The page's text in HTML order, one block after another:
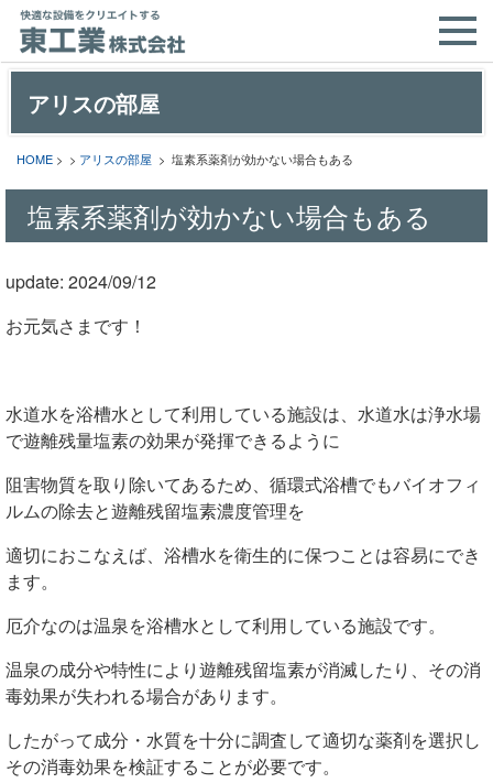
アリスの部屋
HOME > > アリスの部屋 > 塩素系薬剤が効かない場合もある
塩素系薬剤が効かない場合もある
update: 2024/09/12
お元気さまです！
水道水を浴槽水として利用している施設は、水道水は浄水場
で遊離残量塩素の効果が発揮できるように
阻害物質を取り除いてあるため、循環式浴槽でもバイオフィ
ルムの除去と遊離残留塩素濃度管理を
適切におこなえば、浴槽水を衛生的に保つことは容易にでき
ます。
厄介なのは温泉を浴槽水として利用している施設です。
温泉の成分や特性により遊離残留塩素が消滅したり、その消
毒効果が失われる場合があります。
したがって成分・水質を十分に調査して適切な薬剤を選択し
その消毒効果を検証することが必要です。